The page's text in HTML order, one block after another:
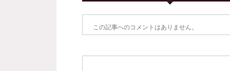
この記事へのコメントはありません。